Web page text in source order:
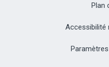
Plan
Accessibilité
Paramètres